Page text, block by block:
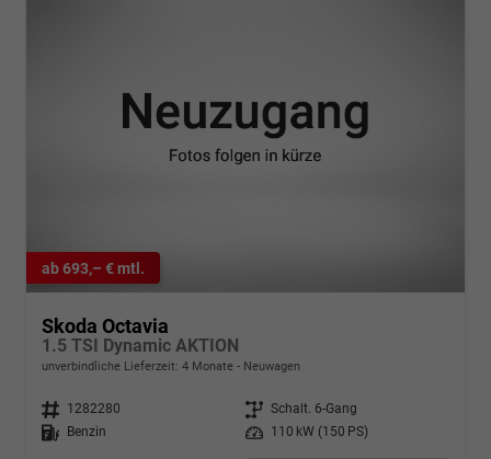
ab 693,– € mtl.
Skoda Octavia
1.5 TSI Dynamic AKTION
unverbindliche Lieferzeit: 4 Monate Neuwagen
Fahrzeugnr. 1282280 Getriebe Schalt. 6-Gang
Kraftstoff
Benzin Leistung 110 kW (150 PS)